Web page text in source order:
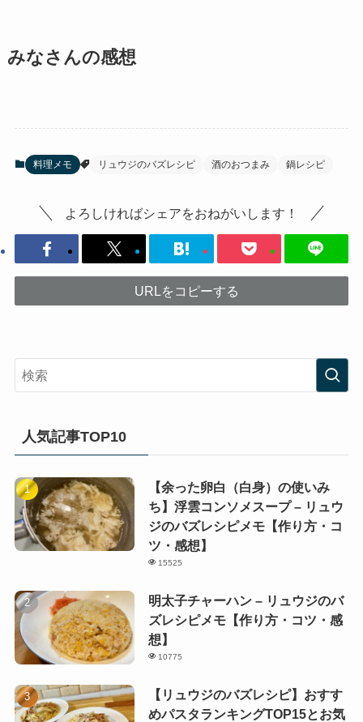
みなさんの感想
料理メモ リュウジのバズレシピ 酒のおつまみ 鍋レシピ
よろしければシェアをおねがいします！
URLをコピーする
人気記事TOP10
【余った卵白（白身）の使いみ
ち】浮雲コンソメスープ – リュウ
ジのバズレシピメモ【作り方・コ
ツ・感想】
15525
明太子チャーハン – リュウジのバ
ズレシピメモ【作り方・コツ・感
想】
10775
【リュウジのバズレシピ】おすす
めパスタランキングTOP15とお気